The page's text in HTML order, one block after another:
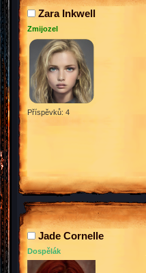
Zara Inkwell
Zmijozel
Příspěvků: 4
Jade Cornelle
Dospělák